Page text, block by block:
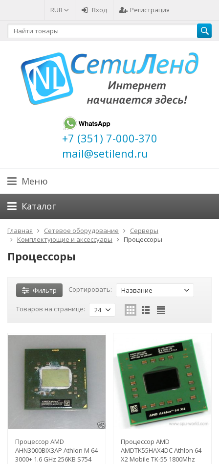
RUB Вход Регистрация
+7 (351) 7-000-370
mail@setilend.ru
Меню
Каталог
Главная Сетевое оборудование
Серверы
Комплектующие и аксессуары
Процессоры
Процессоры
Фильтр Сортировать: Название
Товаров на странице: 24
Процессор AMD
AHN3000BIX3AP Athlon M 64
3000+ 1.6 GHz 256KB S754
Процессор AMD
AMDTK55HAX4DC Athlon 64
X2 Mobile TK-55 1800Mhz